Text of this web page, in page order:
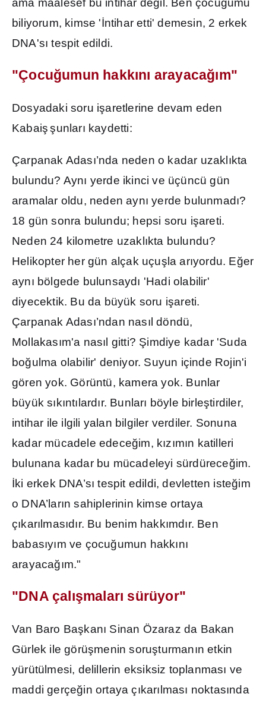
ama maalesef bu intihar değil. Ben çocuğumu
biliyorum, kimse 'İntihar etti' demesin, 2 erkek
DNA'sı tespit edildi.
"Çocuğumun hakkını arayacağım"
Dosyadaki soru işaretlerine devam eden
Kabaiş şunları kaydetti:
Çarpanak Adası’nda neden o kadar uzakl ıkta
bulundu? Aynı yerde ikinci ve üçüncü gün
aramalar oldu, neden aynı yerde bulunmadı?
18 gün sonra bulundu; hepsi soru işareti.
Neden 24 kilometre uzakl ıkta bulundu?
Helikopter her gün alçak uçuş la arıyordu. Eğer
aynı bölgede bulunsaydı 'Hadi olabilir'
diyecektik. Bu da büyük soru işareti.
Çarpanak Adası’ndan nası l döndü,
Mollakasım'a nası l gitti? Şimdiye kadar 'Suda
boğulma olabilir' deniyor. Suyun içinde Rojin'i
gören yok. Görüntü, kamera yok. Bunlar
büyük sı kıntı lardır. Bunları böyle birleştirdiler,
intihar ile ilgili yalan bilgiler verdiler. Sonuna
kadar mücadele edeceğim, kızımın katilleri
bulunana kadar bu mücadeleyi sürdüreceğim.
İki erkek DNA’sı tespit edildi, devletten isteğim
o DNA’ların sahiplerinin kimse ortaya
çıkarı lmasıdır. Bu benim hakkımdır. Ben
babasıyım ve çocuğumun hakkını
arayacağım."
"DNA çal ışmaları sürüyor"
Van Baro Başkanı Sinan Özaraz da Bakan
Gürlek ile görüşmenin soruşturmanın etkin
yürütülmesi, delillerin eksiksiz toplanması ve
maddi gerçeğin ortaya çıkarı lması noktasında